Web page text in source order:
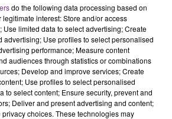
DE REIMS FERME
du centre-ville
JouéClub est contraint de
do the following data processing based on
interest: Store and/or access
Use limited data to select advertising; Create
advertising; Use profiles to select personalised
performance; Measure content
audiences through statistics or combinations
Develop and improve services; Create
Use profiles to select personalised
to select content; Ensure security, prevent and
Deliver and present advertising and content;
choices. These technologies may